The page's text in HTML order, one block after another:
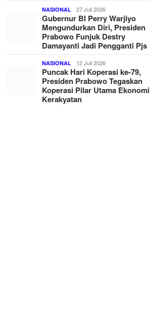
NASIONAL 27 Juli 2026
Gubernur BI Perry Warjiyo
Mengundurkan Diri, Presiden
Prabowo Funjuk Destry
Damayanti Jadi Pengganti Pjs
NASIONAL 12 Juli 2026
Puncak Hari Koperasi ke-79,
Presiden Prabowo Tegaskan
Koperasi Pilar Utama Ekonomi
Kerakyatan